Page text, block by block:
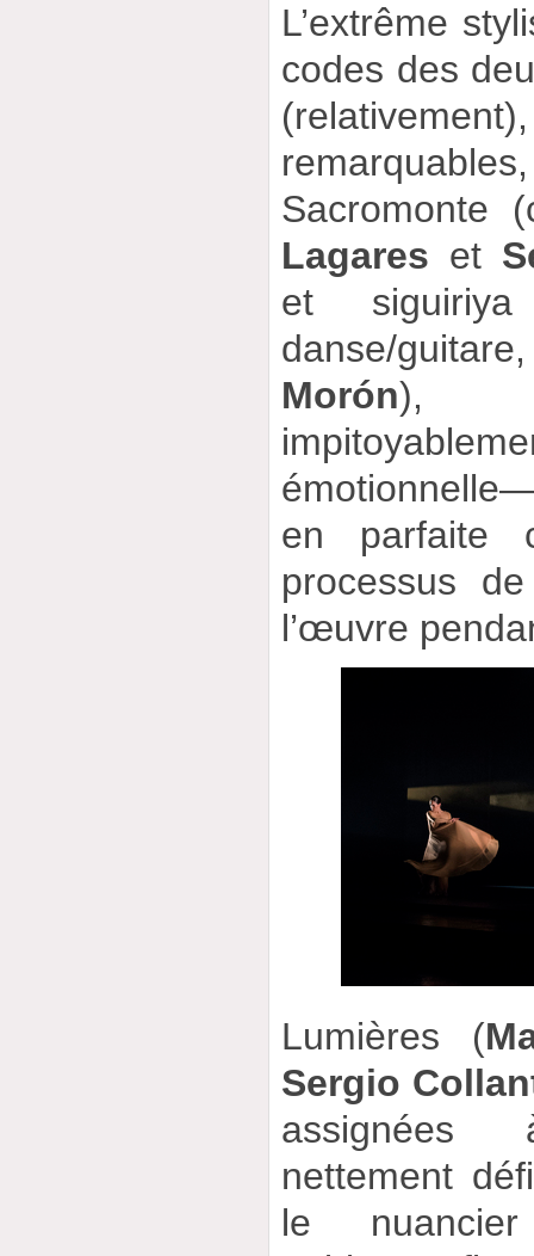
L’extrême
codes des
Sacromonte
Lagares et
et
danse/
Morón),
en parfaite
processus
l’œuvre
Lumières (
Sergio
nettement
le